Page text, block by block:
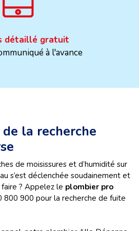
détaillé gratuit
à l'avance
la recherche
de moisissures et d’humidité sur
s’est déclenchée soudainement et
? Appelez le plombier pro
800 900 pour la recherche de fuite